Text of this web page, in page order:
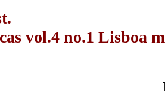
vol.4 no.1 Lisboa